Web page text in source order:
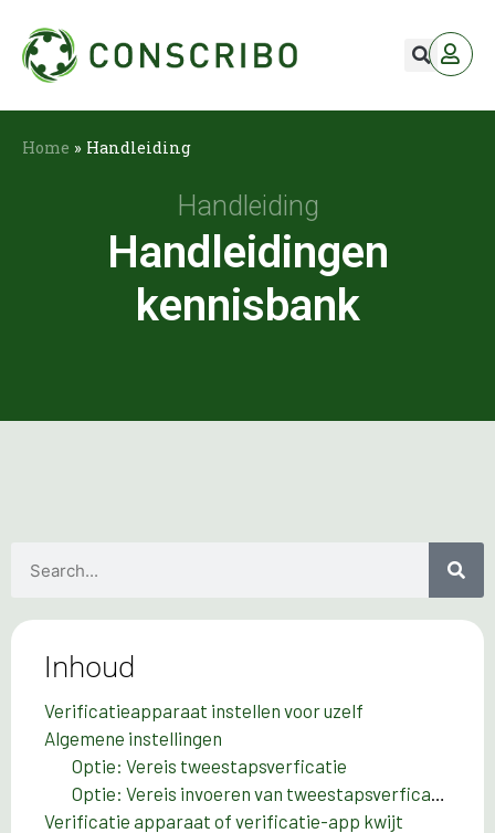
Home » Handleiding
Handleiding
Handleidingen
kennisbank
Inhoud
Verificatieapparaat instellen voor uzelf
Algemene instellingen
Optie: Vereis tweestapsverficatie
Optie: Vereis invoeren van tweestapsverficatie (Altijd / Elke 4 uur / Elke dag / Elke week)
Verificatie apparaat of verificatie-app kwijt